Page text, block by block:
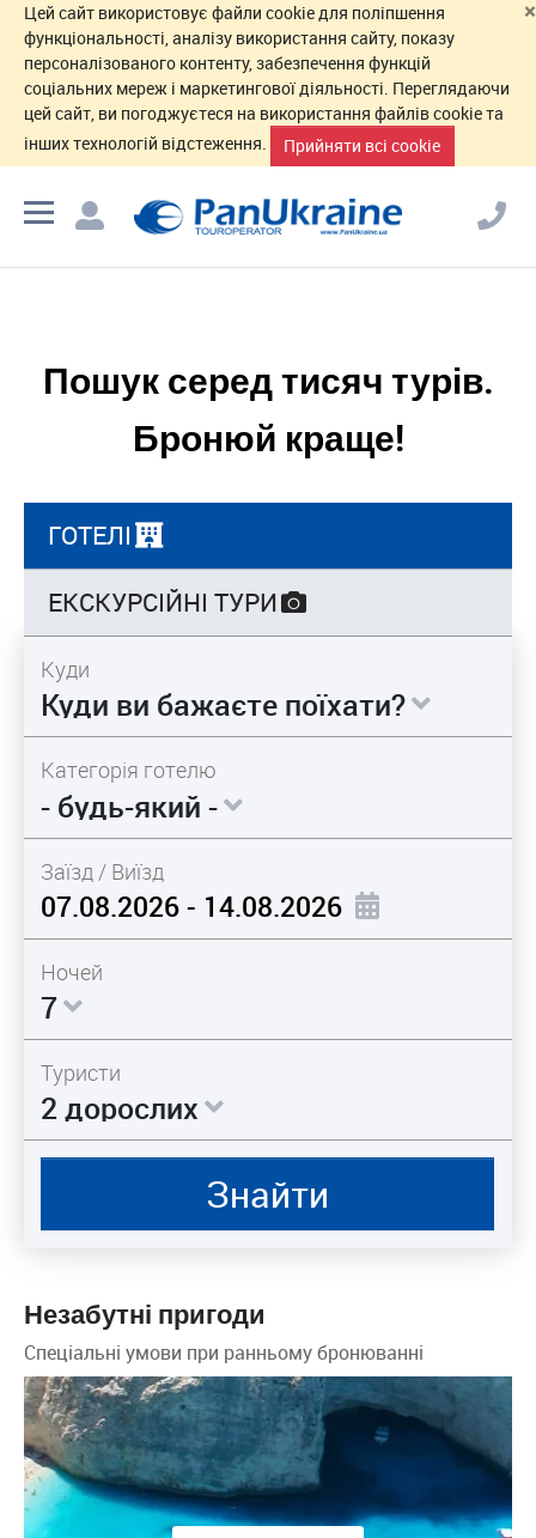
×
Цей сайт використовує файли cookie для поліпшення
функціональності, аналізу використання сайту, показу
персоналізованого контенту, забезпечення функцій
соціальних мереж і маркетингової діяльності. Переглядаючи
цей сайт, ви погоджуєтеся на використання файлів cookie та
інших технологій відстеження.
Прийняти всі cookie
Пошук серед тисяч турів.
Бронюй краще!
ГОТЕЛІ
ЕКСКУРСІЙНІ ТУРИ
Куди
Куди ви бажаєте поїхати?
Категорія готелю
- будь-який -
Заїзд / Виїзд
Ночей
7
Туристи
2 дорослих
Знайти
Незабутні пригоди
Спеціальні умови при ранньому бронюванні